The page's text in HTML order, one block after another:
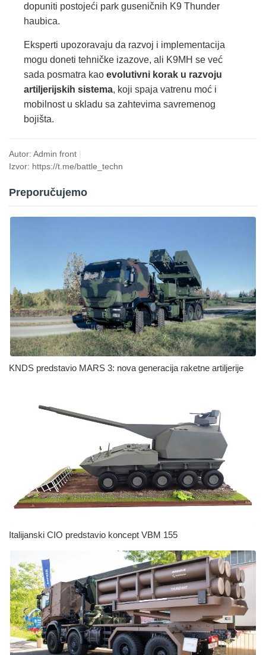
dopuniti postojeći park guseničnih K9 Thunder
haubica.
Eksperti upozoravaju da razvoj i implementacija
mogu doneti tehničke izazove, ali K9MH se već
sada posmatra kao evolutivni korak u razvoju
artiljerijskih sistema, koji spaja vatrenu moć i
mobilnost u skladu sa zahtevima savremenog
bojišta.
Autor: Admin front |
Izvor: https://t.me/battle_techn
Preporučujemo
KNDS predstavio MARS 3: nova generacija raketne artiljerije
Italijanski CIO predstavio koncept VBM 155